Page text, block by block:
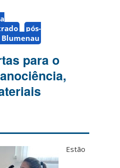
pós-
Blumenau
para o
Estão